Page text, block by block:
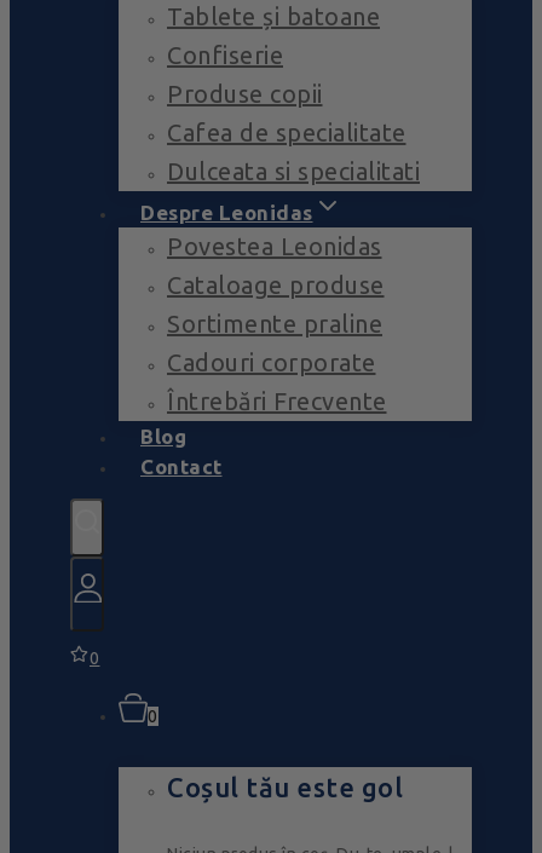
Tablete și batoane
Confiserie
Produse copii
Cafea de specialitate
Dulceata si specialitati
Despre Leonidas
Povestea Leonidas
Cataloage produse
Sortimente praline
Cadouri corporate
Întrebări Frecvente
Blog
Contact
0
0
Coșul tău este gol